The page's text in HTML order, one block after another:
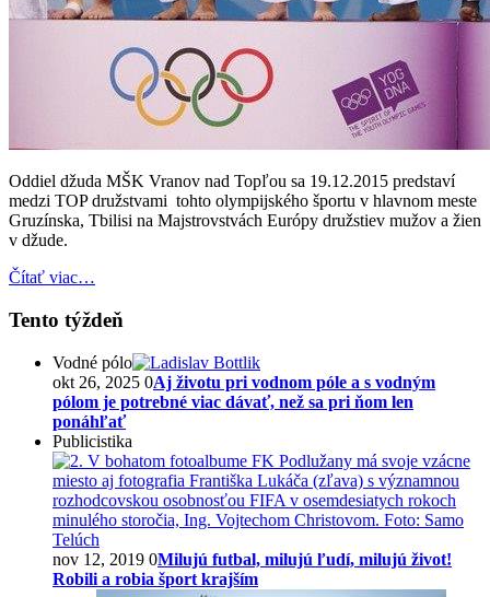
Oddiel džuda MŠK Vranov nad Topľou sa 19.12.2015 predstaví
medzi TOP družstvami tohto olympijského športu v hlavnom meste
Gruzínska, Tbilisi na Majstrovstvách Európy družstiev mužov a žien
v džude.
Čítať viac…
Tento týždeň
Vodné pólo
okt 26, 2025 0Aj životu pri vodnom póle a s vodným
pólom je potrebné viac dávať, než sa pri ňom len
ponáhľať
Publicistika
nov 12, 2019 0Milujú futbal, milujú ľudí, milujú život!
Robili a robia šport krajším